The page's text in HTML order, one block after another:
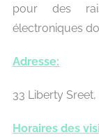
pour des
électroniques
Adresse:
33 Liberty
Horaires des